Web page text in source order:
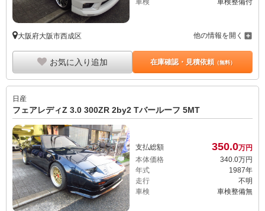
車検
車検整備付
大阪府大阪市西成区 他の情報を開く
お気に入り追加 在庫確認・見積依頼（無料）
日産
フェアレディZ 3.0 300ZR 2by2 Tバールーフ 5MT
支払総額 350.0万円
本体価格
340. 0万円
年式
1987年
走行
不明
車検
車検整備無